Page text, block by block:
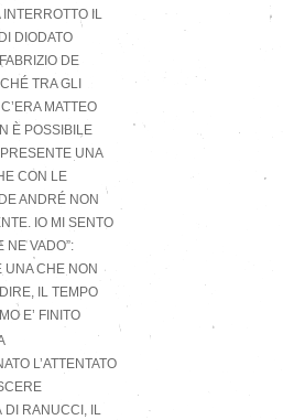
INTERROTTO IL
DIODATO
DE
TRA GLI
MATTEO
È POSSIBILE
UNA
CON LE
ANDRÉ NON
IO MI SENTO
NE VADO”:
UNA CHE NON
IL TEMPO
E’ FINITO
L’ATTENTATO
DI RANUCCI, IL